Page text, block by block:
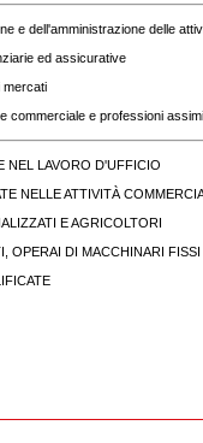
e dell'amministrazione delle
ed assicurative
mercati
commerciale e professioni
NEL LAVORO D'UFFICIO
NELLE ATTIVITÀ
E AGRICOLTORI
OPERAI DI MACCHINARI